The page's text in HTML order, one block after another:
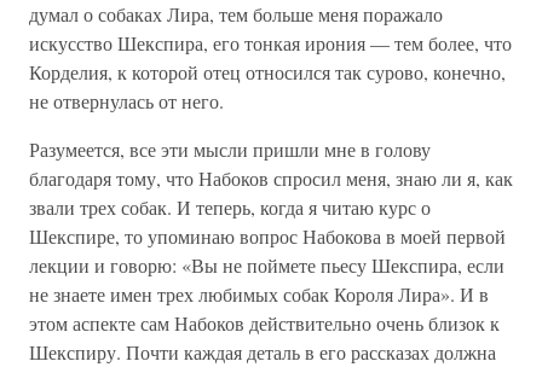
думал о собаках Лира, тем больше меня поражало
искусство Шекспира, его тонкая ирония — тем более, что
Корделия, к которой отец относился так сурово, конечно,
не отвернулась от него.
Разумеется, все эти мысли пришли мне в голову
благодаря тому, что Набоков спросил меня, знаю ли я, как
звали трех собак. И теперь, когда я читаю курс о
Шекспире, то упоминаю вопрос Набокова в моей первой
лекции и говорю: «Вы не поймете пьесу Шекспира, если
не знаете имен трех любимых собак Короля Лира». И в
этом аспекте сам Набоков действительно очень близок к
Шекспиру. Почти каждая деталь в его рассказах должна